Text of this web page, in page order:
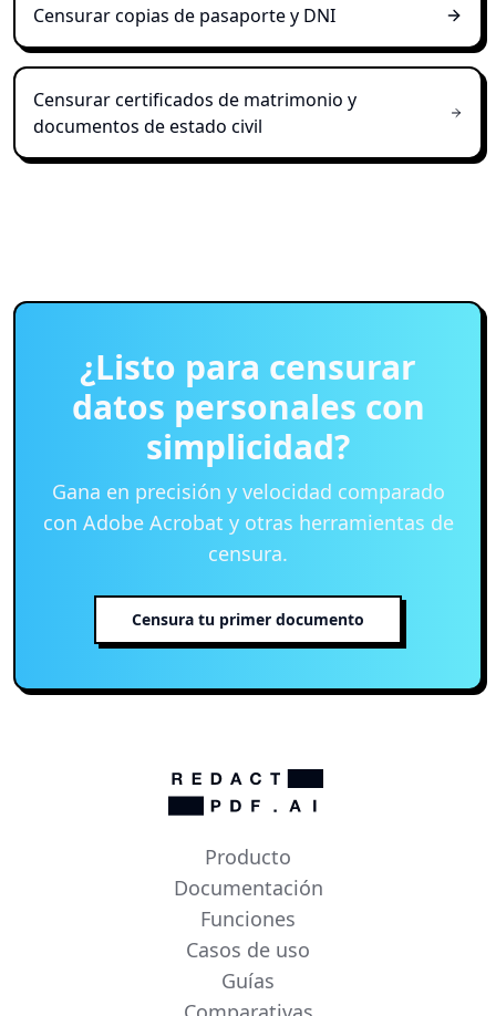
Censurar copias de pasaporte y DNI
Censurar certificados de matrimonio y
documentos de estado civil
¿Listo para censurar
datos personales con
simplicidad?
Gana en precisión y velocidad comparado
con Adobe Acrobat y otras herramientas de
censura.
Censura tu primer documento
Producto
Documentación
Funciones
Casos de uso
Guías